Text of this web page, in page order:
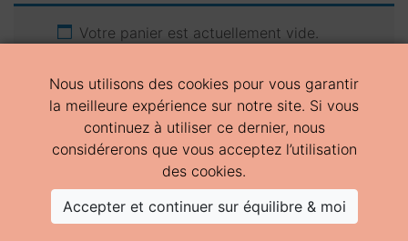
Votre panier est actuellement vide.
Retour à la boutique
Nous utilisons des cookies pour vous garantir
la meilleure expérience sur notre site. Si vous
continuez à utiliser ce dernier, nous
considérerons que vous acceptez l’utilisation
des cookies.
Accepter et continuer sur équilibre & moi